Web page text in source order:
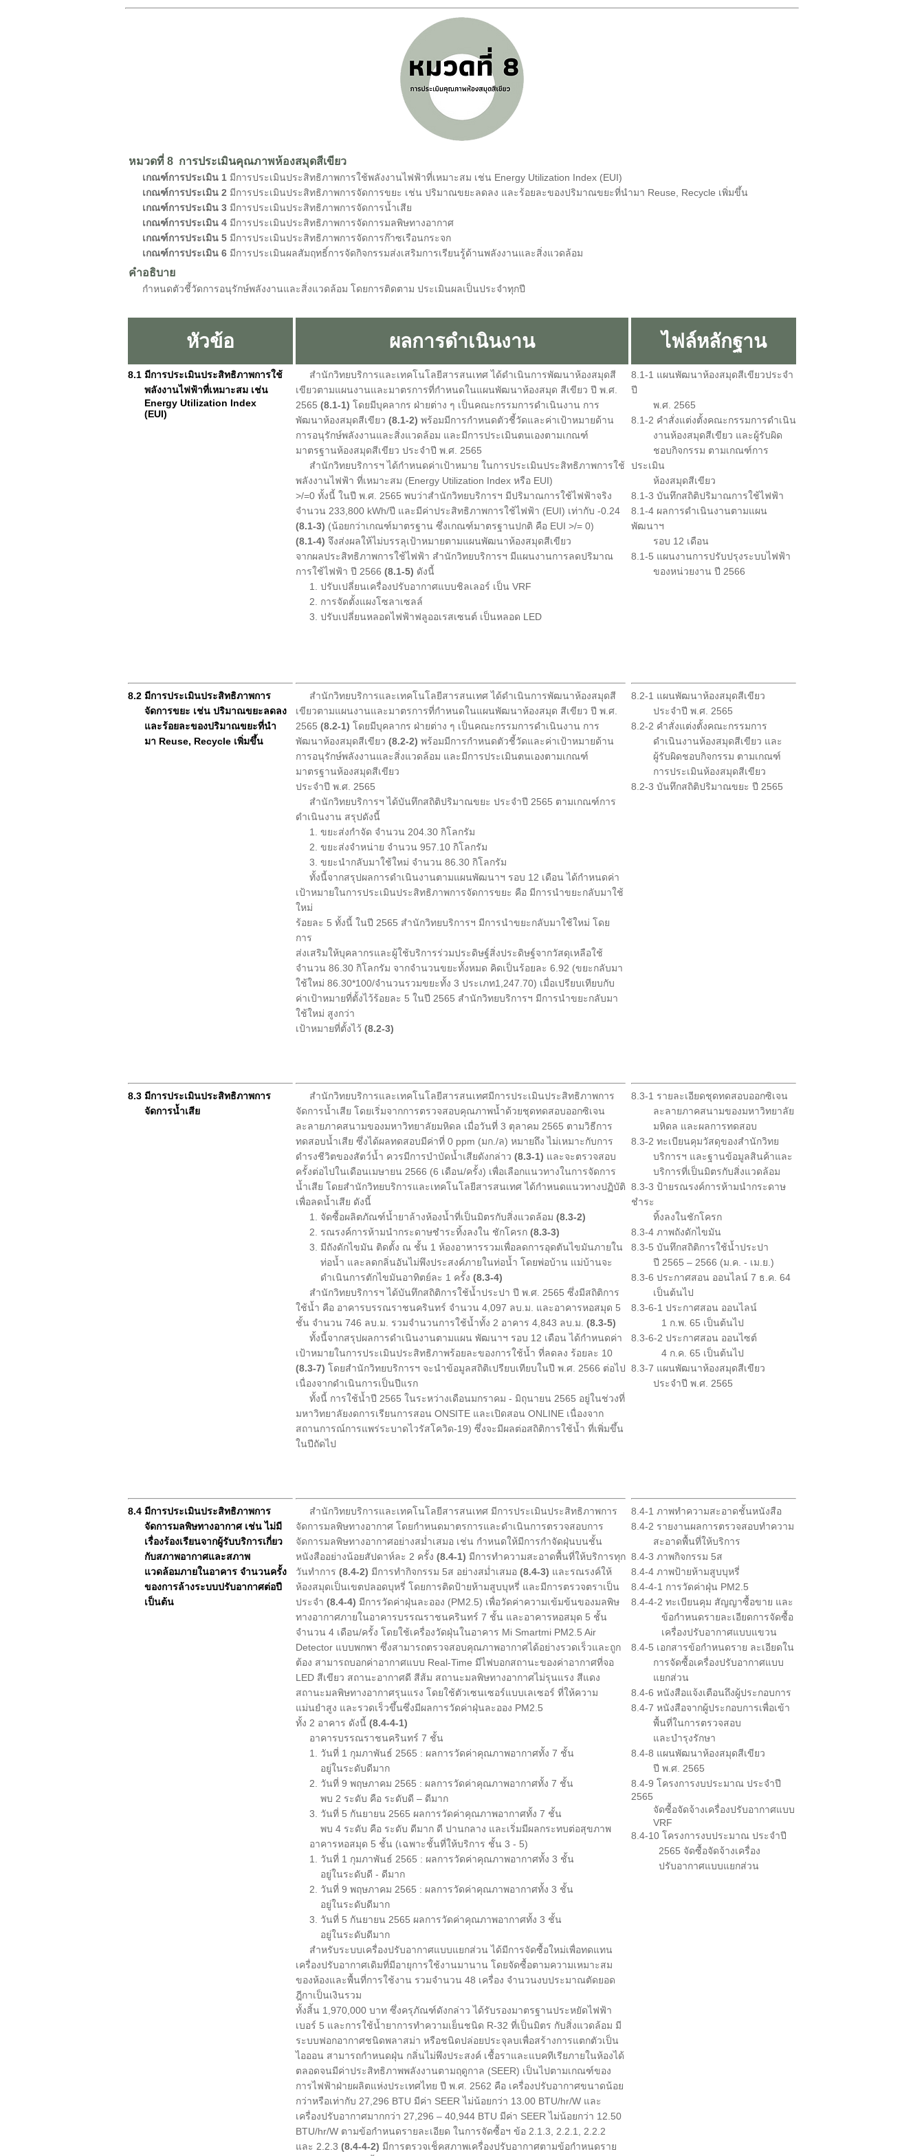
หมวดที่ 8 การประเมินคุณภาพห้องสมุดสีเขียว
เกณฑ์การประเมิน 1 มีการประเมินประสิทธิภาพการใช้พลังงานไฟฟ้าที่เหมาะสม เช่น Energy Utilization Index (EUI)
เกณฑ์การประเมิน 2 มีการประเมินประสิทธิภาพการจัดการขยะ เช่น ปริมาณขยะลดลง และร้อยละของปริมาณขยะที่นำมา Reuse, Recycle เพิ่มขึ้น
เกณฑ์การประเมิน 3 มีการประเมินประสิทธิภาพการจัดการน้ำเสีย
เกณฑ์การประเมิน 4 มีการประเมินประสิทธิภาพการจัดการมลพิษทางอากาศ
เกณฑ์การประเมิน 5 มีการประเมินประสิทธิภาพการจัดการก๊าซเรือนกระจก
เกณฑ์การประเมิน 6 มีการประเมินผลสัมฤทธิ์การจัดกิจกรรมส่งเสริมการเรียนรู้ด้านพลังงานและสิ่งแวดล้อม
คำอธิบาย
กำหนดตัวชี้วัดการอนุรักษ์พลังงานและสิ่งแวดล้อม โดยการติดตาม ประเมินผลเป็นประจำทุกปี
หัวข้อ ผลการดำเนินงาน ไฟล์หลักฐาน
8.1 มีการประเมินประสิทธิภาพการใช้
พลังงานไฟฟ้าที่เหมาะสม เช่น
Energy Utilization Index
(EUI)
สำนักวิทยบริการและเทคโนโลยีสารสนเทศ ได้ดำเนินการพัฒนาห้องสมุดสี
เขียวตามแผนงานและมาตรการที่กำหนดในแผนพัฒนาห้องสมุด สีเขียว ปี พ.ศ.
2565 (8.1-1) โดยมีบุคลากร ฝ่ายต่าง ๆ เป็นคณะกรรมการดำเนินงาน การ
พัฒนาห้องสมุดสีเขียว (8.1-2) พร้อมมีการกำหนดตัวชี้วัดและค่าเป้าหมายด้าน
การอนุรักษ์พลังงานและสิ่งแวดล้อม และมีการประเมินตนเองตามเกณฑ์
มาตรฐานห้องสมุดสีเขียว ประจำปี พ.ศ. 2565
สำนักวิทยบริการฯ ได้กำหนดค่าเป้าหมาย ในการประเมินประสิทธิภาพการใช้
พลังงานไฟฟ้า ที่เหมาะสม (Energy Utilization Index หรือ EUI)
>/=0 ทั้งนี้ ในปี พ.ศ. 2565 พบว่าสำนักวิทยบริการฯ มีปริมาณการใช้ไฟฟ้าจริง
จำนวน 233,800 kWh/ปี และมีค่าประสิทธิภาพการใช้ไฟฟ้า (EUI) เท่ากับ -0.24
(8.1-3) (น้อยกว่าเกณฑ์มาตรฐาน ซึ่งเกณฑ์มาตรฐานปกติ คือ EUI >/= 0)
(8.1-4) จึงส่งผลให้ไม่บรรลุเป้าหมายตามแผนพัฒนาห้องสมุดสีเขียว
จากผลประสิทธิภาพการใช้ไฟฟ้า สำนักวิทยบริการฯ มีแผนงานการลดปริมาณ
การใช้ไฟฟ้า ปี 2566 (8.1-5) ดังนี้
1. ปรับเปลี่ยนเครื่องปรับอากาศแบบชิลเลอร์ เป็น VRF
2. การจัดตั้งแผงโซลาเซลล์
3. ปรับเปลี่ยนหลอดไฟฟ้าฟลูออเรสเซนต์ เป็นหลอด LED
8.1-1 แผนพัฒนาห้องสมุดสีเขียวประจำ
ปี
พ.ศ. 2565
8.1-2 คำสั่งแต่งตั้งคณะกรรมการดำเนิน
งานห้องสมุดสีเขียว และผู้รับผิด
ชอบกิจกรรม ตามเกณฑ์การ
ประเมิน
ห้องสมุดสีเขียว
8.1-3 บันทึกสถิติปริมาณการใช้ไฟฟ้า
8.1-4 ผลการดำเนินงานตามแผน
พัฒนาฯ
รอบ 12 เดือน
8.1-5 แผนงานการปรับปรุงระบบไฟฟ้า
ของหน่วยงาน ปี 2566
8.2 มีการประเมินประสิทธิภาพการ
จัดการขยะ เช่น ปริมาณขยะลดลง
และร้อยละของปริมาณขยะที่นำ
มา Reuse, Recycle เพิ่มขึ้น
สำนักวิทยบริการและเทคโนโลยีสารสนเทศ ได้ดำเนินการพัฒนาห้องสมุดสี
เขียวตามแผนงานและมาตรการที่กำหนดในแผนพัฒนาห้องสมุด สีเขียว ปี พ.ศ.
2565 (8.2-1) โดยมีบุคลากร ฝ่ายต่าง ๆ เป็นคณะกรรมการดำเนินงาน การ
พัฒนาห้องสมุดสีเขียว (8.2-2) พร้อมมีการกำหนดตัวชี้วัดและค่าเป้าหมายด้าน
การอนุรักษ์พลังงานและสิ่งแวดล้อม และมีการประเมินตนเองตามเกณฑ์
มาตรฐานห้องสมุดสีเขียว
ประจำปี พ.ศ. 2565
สำนักวิทยบริการฯ ได้บันทึกสถิติปริมาณขยะ ประจำปี 2565 ตามเกณฑ์การ
ดำเนินงาน สรุปดังนี้
1. ขยะส่งกำจัด จำนวน 204.30 กิโลกรัม
2. ขยะส่งจำหน่าย จำนวน 957.10 กิโลกรัม
3. ขยะนำกลับมาใช้ใหม่ จำนวน 86.30 กิโลกรัม
ทั้งนี้จากสรุปผลการดำเนินงานตามแผนพัฒนาฯ รอบ 12 เดือน ได้กำหนดค่า
เป้าหมายในการประเมินประสิทธิภาพการจัดการขยะ คือ มีการนำขยะกลับมาใช้
ใหม่
ร้อยละ 5 ทั้งนี้ ในปี 2565 สำนักวิทยบริการฯ มีการนำขยะกลับมาใช้ใหม่ โดย
การ
ส่งเสริมให้บุคลากรและผู้ใช้บริการร่วมประดิษฐ์สิ่งประดิษฐ์จากวัสดุเหลือใช้
จำนวน 86.30 กิโลกรัม จากจำนวนขยะทั้งหมด คิดเป็นร้อยละ 6.92 (ขยะกลับมา
ใช้ใหม่ 86.30*100/จำนวนรวมขยะทั้ง 3 ประเภท1,247.70) เมื่อเปรียบเทียบกับ
ค่าเป้าหมายที่ตั้งไว้ร้อยละ 5 ในปี 2565 สำนักวิทยบริการฯ มีการนำขยะกลับมา
ใช้ใหม่ สูงกว่า
เป้าหมายที่ตั้งไว้ (8.2-3)
8.2-1 แผนพัฒนาห้องสมุดสีเขียว
ประจำปี พ.ศ. 2565
8.2-2 คำสั่งแต่งตั้งคณะกรรมการ
ดำเนินงานห้องสมุดสีเขียว และ
ผู้รับผิดชอบกิจกรรม ตามเกณฑ์
การประเมินห้องสมุดสีเขียว
8.2-3 บันทึกสถิติปริมาณขยะ ปี 2565
8.3 มีการประเมินประสิทธิภาพการ
จัดการน้ำเสีย
สำนักวิทยบริการและเทคโนโลยีสารสนเทศมีการประเมินประสิทธิภาพการ
จัดการน้ำเสีย โดยเริ่มจากการตรวจสอบคุณภาพน้ำด้วยชุดทดสอบออกซิเจน
ละลายภาคสนามของมหาวิทยาลัยมหิดล เมื่อวันที่ 3 ตุลาคม 2565 ตามวิธีการ
ทดสอบน้ำเสีย ซึ่งได้ผลทดสอบมีค่าที่ 0 ppm (มก./ล) หมายถึง ไม่เหมาะกับการ
ดำรงชีวิตของสัตว์น้ำ ควรมีการบำบัดน้ำเสียดังกล่าว (8.3-1) และจะตรวจสอบ
ครั้งต่อไปในเดือนเมษายน 2566 (6 เดือน/ครั้ง) เพื่อเลือกแนวทางในการจัดการ
น้ำเสีย โดยสำนักวิทยบริการและเทคโนโลยีสารสนเทศ ได้กำหนดแนวทางปฏิบัติ
เพื่อลดน้ำเสีย ดังนี้
1. จัดซื้อผลิตภัณฑ์น้ำยาล้างห้องน้ำที่เป็นมิตรกับสิ่งแวดล้อม (8.3-2)
2. รณรงค์การห้ามนำกระดาษชำระทิ้งลงใน ชักโครก (8.3-3)
3. มีถังดักไขมัน ติดตั้ง ณ ชั้น 1 ห้องอาหารรวมเพื่อลดการอุดตันไขมันภายใน
ท่อน้ำ และลดกลิ่นอันไม่พึงประสงค์ภายในท่อน้ำ โดยพ่อบ้าน แม่บ้านจะ
ดำเนินการตักไขมันอาทิตย์ละ 1 ครั้ง (8.3-4)
สำนักวิทยบริการฯ ได้บันทึกสถิติการใช้น้ำประปา ปี พ.ศ. 2565 ซึ่งมีสถิติการ
ใช้น้ำ คือ อาคารบรรณราชนครินทร์ จำนวน 4,097 ลบ.ม. และอาคารหอสมุด 5
ชั้น จำนวน 746 ลบ.ม. รวมจำนวนการใช้น้ำทั้ง 2 อาคาร 4,843 ลบ.ม. (8.3-5)
ทั้งนี้จากสรุปผลการดำเนินงานตามแผน พัฒนาฯ รอบ 12 เดือน ได้กำหนดค่า
เป้าหมายในการประเมินประสิทธิภาพร้อยละของการใช้น้ำ ที่ลดลง ร้อยละ 10
(8.3-7) โดยสำนักวิทยบริการฯ จะนำข้อมูลสถิติเปรียบเทียบในปี พ.ศ. 2566 ต่อไป
เนื่องจากดำเนินการเป็นปีแรก
ทั้งนี้ การใช้น้ำปี 2565 ในระหว่างเดือนมกราคม - มิถุนายน 2565 อยู่ในช่วงที่
มหาวิทยาลัยงดการเรียนการสอน ONSITE และเปิดสอน ONLINE เนื่องจาก
สถานการณ์การแพร่ระบาดไวรัสโควิด-19) ซึ่งจะมีผลต่อสถิติการใช้น้ำ ที่เพิ่มขึ้น
ในปีถัดไป
8.3-1 รายละเอียดชุดทดสอบออกซิเจน
ละลายภาคสนามของมหาวิทยาลัย
มหิดล และผลการทดสอบ
8.3-2 ทะเบียนคุมวัสดุของสำนักวิทย
บริการฯ และฐานข้อมูลสินค้าและ
บริการที่เป็นมิตรกับสิ่งแวดล้อม
8.3-3 ป้ายรณรงค์การห้ามนำกระดาษ
ชำระ
ทิ้งลงในชักโครก
8.3-4 ภาพถังดักไขมัน
8.3-5 บันทึกสถิติการใช้น้ำประปา
ปี 2565 – 2566 (ม.ค. - เม.ย.)
8.3-6 ประกาศสอน ออนไลน์ 7 ธ.ค. 64
เป็นต้นไป
8.3-6-1 ประกาศสอน ออนไลน์
1 ก.พ. 65 เป็นต้นไป
8.3-6-2 ประกาศสอน ออนไซต์
4 ก.ค. 65 เป็นต้นไป
8.3-7 แผนพัฒนาห้องสมุดสีเขียว
ประจำปี พ.ศ. 2565
8.4 มีการประเมินประสิทธิภาพการ
จัดการมลพิษทางอากาศ เช่น ไม่มี
เรื่องร้องเรียนจากผู้รับบริการเกี่ยว
กับสภาพอากาศและสภาพ
แวดล้อมภายในอาคาร จำนวนครั้ง
ของการล้างระบบปรับอากาศต่อปี
เป็นต้น
สำนักวิทยบริการและเทคโนโลยีสารสนเทศ มีการประเมินประสิทธิภาพการ
จัดการมลพิษทางอากาศ โดยกำหนดมาตรการและดำเนินการตรวจสอบการ
จัดการมลพิษทางอากาศอย่างสม่ำเสมอ เช่น กำหนดให้มีการกำจัดฝุ่นบนชั้น
หนังสืออย่างน้อยสัปดาห์ละ 2 ครั้ง (8.4-1) มีการทำความสะอาดพื้นที่ให้บริการทุก
วันทำการ (8.4-2) มีการทำกิจกรรม 5ส อย่างสม่ำเสมอ (8.4-3) และรณรงค์ให้
ห้องสมุดเป็นเขตปลอดบุหรี่ โดยการติดป้ายห้ามสูบบุหรี่ และมีการตรวจตราเป็น
ประจำ (8.4-4) มีการวัดค่าฝุ่นละออง (PM2.5) เพื่อวัดค่าความเข้มข้นของมลพิษ
ทางอากาศภายในอาคารบรรณราชนครินทร์ 7 ชั้น และอาคารหอสมุด 5 ชั้น
จำนวน 4 เดือน/ครั้ง โดยใช้เครื่องวัดฝุ่นในอาคาร Mi Smartmi PM2.5 Air
Detector แบบพกพา ซึ่งสามารถตรวจสอบคุณภาพอากาศได้อย่างรวดเร็วและถูก
ต้อง สามารถบอกค่าอากาศแบบ Real-Time มีไฟบอกสถานะของค่าอากาศที่จอ
LED สีเขียว สถานะอากาศดี สีส้ม สถานะมลพิษทางอากาศไม่รุนแรง สีแดง
สถานะมลพิษทางอากาศรุนแรง โดยใช้ตัวเซนเซอร์แบบเลเซอร์ ที่ให้ความ
แม่นยำสูง และรวดเร็วขึ้นซึ่งมีผลการวัดค่าฝุ่นละออง PM2.5
ทั้ง 2 อาคาร ดังนี้ (8.4-4-1)
อาคารบรรณราชนครินทร์ 7 ชั้น
1. วันที่ 1 กุมภาพันธ์ 2565 : ผลการวัดค่าคุณภาพอากาศทั้ง 7 ชั้น
อยู่ในระดับดีมาก
2. วันที่ 9 พฤษภาคม 2565 : ผลการวัดค่าคุณภาพอากาศทั้ง 7 ชั้น
พบ 2 ระดับ คือ ระดับดี – ดีมาก
3. วันที่ 5 กันยายน 2565 ผลการวัดค่าคุณภาพอากาศทั้ง 7 ชั้น
พบ 4 ระดับ คือ ระดับ ดีมาก ดี ปานกลาง และเริ่มมีผลกระทบต่อสุขภาพ
อาคารหอสมุด 5 ชั้น (เฉพาะชั้นที่ให้บริการ ชั้น 3 - 5)
1. วันที่ 1 กุมภาพันธ์ 2565 : ผลการวัดค่าคุณภาพอากาศทั้ง 3 ชั้น
อยู่ในระดับดี - ดีมาก
2. วันที่ 9 พฤษภาคม 2565 : ผลการวัดค่าคุณภาพอากาศทั้ง 3 ชั้น
อยู่ในระดับดีมาก
3. วันที่ 5 กันยายน 2565 ผลการวัดค่าคุณภาพอากาศทั้ง 3 ชั้น
อยู่ในระดับดีมาก
สำหรับระบบเครื่องปรับอากาศแบบแยกส่วน ได้มีการจัดซื้อใหม่เพื่อทดแทน
เครื่องปรับอากาศเดิมที่มีอายุการใช้งานมานาน โดยจัดซื้อตามความเหมาะสม
ของห้องและพื้นที่การใช้งาน รวมจำนวน 48 เครื่อง จำนวนงบประมาณตัดยอด
ฎีกาเป็นเงินรวม
ทั้งสิ้น 1,970,000 บาท ซึ่งครุภัณฑ์ดังกล่าว ได้รับรองมาตรฐานประหยัดไฟฟ้า
เบอร์ 5 และการใช้น้ำยาการทำความเย็นชนิด R-32 ที่เป็นมิตร กับสิ่งแวดล้อม มี
ระบบฟอกอากาศชนิดพลาสม่า หรือชนิดปล่อยประจุลบเพื่อสร้างการแตกตัวเป็น
ไอออน สามารถกำหนดฝุ่น กลิ่นไม่พึงประสงค์ เชื้อราและแบคทีเรียภายในห้องได้
ตลอดจนมีค่าประสิทธิภาพพลังงานตามฤดูกาล (SEER) เป็นไปตามเกณฑ์ของ
การไฟฟ้าฝ่ายผลิตแห่งประเทศไทย ปี พ.ศ. 2562 คือ เครื่องปรับอากาศขนาดน้อย
กว่าหรือเท่ากับ 27,296 BTU มีค่า SEER ไม่น้อยกว่า 13.00 BTU/hr/W และ
เครื่องปรับอากาศมากกว่า 27,296 – 40,944 BTU มีค่า SEER ไม่น้อยกว่า 12.50
BTU/hr/W ตามข้อกำหนดรายละเอียด ในการจัดซื้อฯ ข้อ 2.1.3, 2.2.1, 2.2.2
และ 2.2.3 (8.4-4-2) มีการตรวจเช็คสภาพเครื่องปรับอากาศตามข้อกำหนดราย
8.4-1 ภาพทำความสะอาดชั้นหนังสือ
8.4-2 รายงานผลการตรวจสอบทำความ
สะอาดพื้นที่ให้บริการ
8.4-3 ภาพกิจกรรม 5ส
8.4-4 ภาพป้ายห้ามสูบบุหรี่
8.4-4-1 การวัดค่าฝุ่น PM2.5
8.4-4-2 ทะเบียนคุม สัญญาซื้อขาย และ
ข้อกำหนดรายละเอียดการจัดซื้อ
เครื่องปรับอากาศแบบแขวน
8.4-5 เอกสารข้อกำหนดราย ละเอียดใน
การจัดซื้อเครื่องปรับอากาศแบบ
แยกส่วน
8.4-6 หนังสือแจ้งเตือนถึงผู้ประกอบการ
8.4-7 หนังสือจากผู้ประกอบการเพื่อเข้า
พื้นที่ในการตรวจสอบ
และบำรุงรักษา
8.4-8 แผนพัฒนาห้องสมุดสีเขียว
ปี พ.ศ. 2565
8.4-9 โครงการงบประมาณ ประจำปี
2565
จัดซื้อจัดจ้างเครื่องปรับอากาศแบบ
VRF
8.4-10 โครงการงบประมาณ ประจำปี
2565 จัดซื้อจัดจ้างเครื่อง
ปรับอากาศแบบแยกส่วน